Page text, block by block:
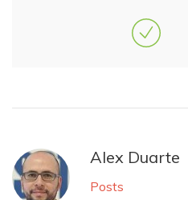
Alex Duarte
Posts